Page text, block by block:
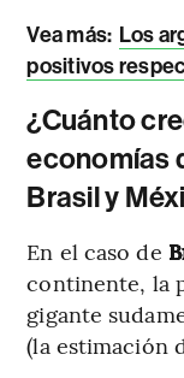
Vea más: Los
positivos
¿Cuánto
economías
Brasil y
En el caso de
continente, la
gigante
(la estimación